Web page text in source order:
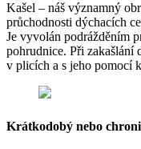
Kašel – náš významný
průchodnosti dýchacích
Je vyvolán podrážděním
pohrudnice. Při zakašlání
v plicích a s jeho pomocí
Krátkodobý nebo